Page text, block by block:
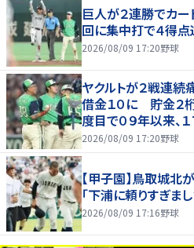
巨人が２連勝でカ
回に集中打で４得
2026/08/09 17:20野球
ヤクルトが２戦連
借金１０に 貯金２
度目で０９年以来、
2026/08/09 17:20野球
【甲子園】鳥取城
「下浦に頼りすぎま
2026/08/09 17:16野球